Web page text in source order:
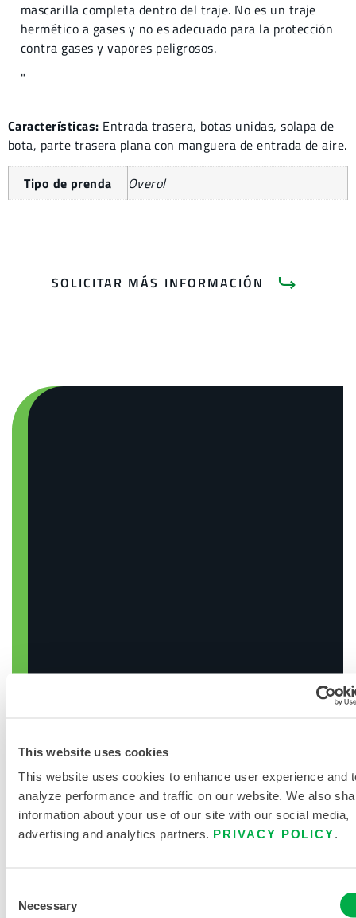
This website uses cookies
This website uses cookies to enhance user experience and
analyze performance and traffic on our website. We also
information about your use of our site with our social media,
advertising and analytics partners. PRIVACY POLICY.
Selection
Necessary
mascarilla completa dentro del traje. No es un traje
hermético a gases y no es adecuado para la protección
contra gases y vapores peligrosos.
"
Características: Entrada trasera, botas unidas, solapa de
bota, parte trasera plana con manguera de entrada de aire.
Tipo de prenda
Overol
SOLICITAR MÁS INFORMACIÓN